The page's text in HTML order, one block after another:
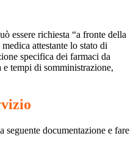
essere richiesta “a fronte della
attestante lo stato di
specifica dei farmaci da
e tempi di somministrazione,
seguente documentazione e fare